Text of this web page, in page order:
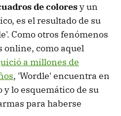
de coloresy un
es el resultado de su
Como otros fenómenos
online, como aquel
a millones de
, 'Wordle' encuentra en
y lo esquemático de su
para haberse